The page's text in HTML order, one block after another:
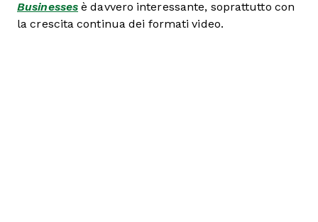
Businesses è davvero interessante, soprattutto con
la crescita continua dei formati video.